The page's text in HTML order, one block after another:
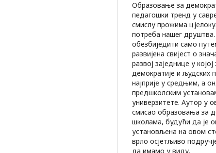
Oбразовање за
педагошки тренд у
смислу прожима
потреба нашег
обезбиједити само
развијена свијест о
развој заједнице у
демократије и људских
најприје у средњим, а
предшколским
универзитете. Аутор у
смисао образовања за
школама, будући да је
установљена на овом
врло осјетљиво
да имамо у виду.